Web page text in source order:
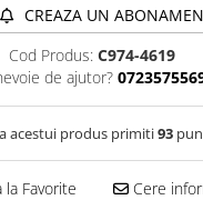
CREAZA UN
Cod Produs: C974-4619
de ajutor?
acestui produs primiti93
Favorite Cere